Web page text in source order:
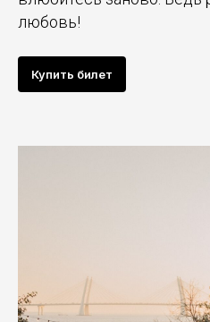
любовь!
Купить билет